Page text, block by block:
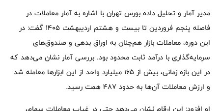
مدیر آمار و تحلیل داده بورس تهران با اشاره به آمار معاملات در
فاصله پنجم فروردین تا بیست و هشتم اردیبهشت ۱۴۰۵ گفت: در
این دوره، معاملات بازار هم‌چنان به اوراق بدهی و صندوق‌های
سرمایه‌گذاری با درآمد ثابت محدود بود. بررسی آمار نشان می‌دهد که
در این بازه زمانی، بیش از ۱۶۵ میلیارد واحد از این ابزارها معامله شد
و ارزش معاملات آن‌ها به حدود ۴۸۷ همت رسید.